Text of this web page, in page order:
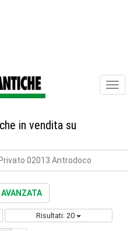
in vendita su
02013 Antrodoco
AVANZATA
Risultati: 20